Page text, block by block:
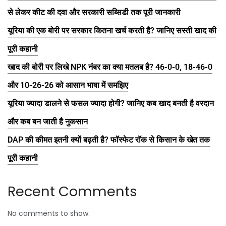
से लेकर कीट की दवा और सरकारी सब्सिडी तक पूरी जानकारी
यूरिया की एक बोरी पर सरकार कितना खर्च करती है? जानिए सस्ती खाद की
पूरी कहानी
खाद की बोरी पर लिखे NPK नंबर का क्या मतलब है? 46-0-0, 18-46-0
और 10-26-26 को आसान भाषा में समझिए
यूरिया ज्यादा डालने से फसल ज्यादा होगी? जानिए कब खाद बनती है वरदान
और कब बन जाती है नुकसान
DAP की कीमत इतनी क्यों बढ़ती है? फॉस्फेट रॉक से किसान के खेत तक
पूरी कहानी
Recent Comments
No comments to show.